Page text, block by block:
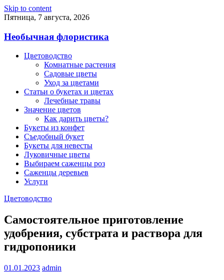
Skip to content
Пятница, 7 августа, 2026
Необычная флористика
Цветоводство
Комнатные растения
Садовые цветы
Уход за цветами
Статьи о букетах и цветах
Лечебные травы
Значение цветов
Как дарить цветы?
Букеты из конфет
Съедобный букет
Букеты для невесты
Луковичные цветы
Выбираем саженцы роз
Саженцы деревьев
Услуги
Цветоводство
Самостоятельное приготовление
удобрения, субстрата и раствора для
гидропоники
01.01.2023 admin